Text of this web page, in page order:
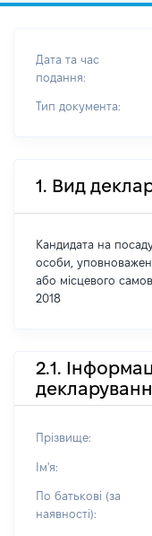
Дата та час
подання:
Тип документа:
1. Вид
Кандидата на
особи,
або місцевого
2018
2.1.
Прізвище:
Ім'я:
По батькові (за
наявності):